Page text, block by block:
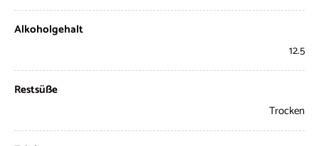
Alkoholgehalt
12.5
Restsüße
Trocken